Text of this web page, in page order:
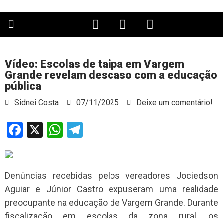
Vídeo: Escolas de taipa em Vargem
Grande revelam descaso com a educação
pública
Sidnei Costa 07/11/2025 Deixe um comentário!
Facebook
X WhatsApp
Denúncias recebidas pelos vereadores Jociedson
Aguiar e Júnior Castro expuseram uma realidade
preocupante na educação de Vargem Grande. Durante